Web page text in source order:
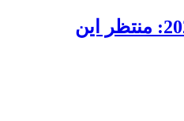
بازی‌ های آینده دار 2026: منتظر این